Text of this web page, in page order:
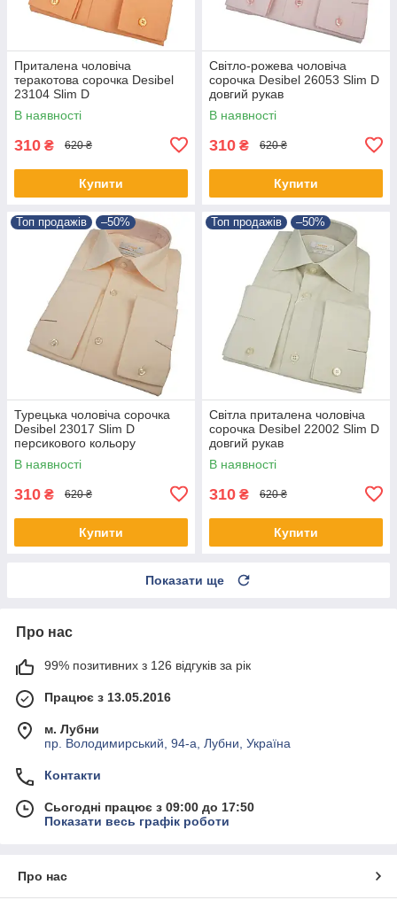
Приталена чоловіча
теракотова сорочка Desibel
23104 Slim D
В наявності
310 ₴ 620 ₴
Купити
Світло-рожева чоловіча
сорочка Desibel 26053 Slim D
довгий рукав
В наявності
310 ₴ 620 ₴
Купити
Топ продажів –50%
Турецька чоловіча сорочка
Desibel 23017 Slim D
персикового кольору
В наявності
310 ₴ 620 ₴
Купити
Топ продажів –50%
Світла приталена чоловіча
сорочка Desibel 22002 Slim D
довгий рукав
В наявності
310 ₴ 620 ₴
Купити
Показати ще
Про нас
99% позитивних з 126 відгуків за рік
Працює з 13.05.2016
м. Лубни
пр. Володимирський, 94-а, Лубни, Україна
Контакти
Сьогодні працює з 09:00 до 17:50
Показати весь графік роботи
Про нас